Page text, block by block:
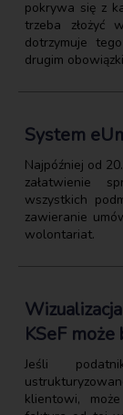
pokrywa się z
trzeba złożyć
dotrzymuje
drugim
System
Najpóźniej od
załatwienie
wszystkich
zawieranie
wolontariat.
KSeF
Jeśli
klientowi,